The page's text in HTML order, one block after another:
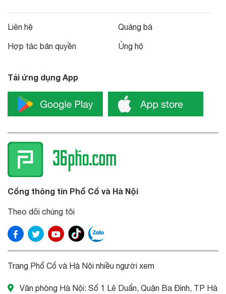
Liên hệ
Hợp tác bản quyền
Quảng bá
Ủng hộ
Tải ứng dụng App
Cổng thông tin Phố Cổ và Hà Nội
Theo dõi chúng tôi
Trang Phố Cổ và Hà Nội nhiều người xem
Văn phòng Hà Nội: Số 1 Lê Duẩn, Quận Ba Đình, TP Hà